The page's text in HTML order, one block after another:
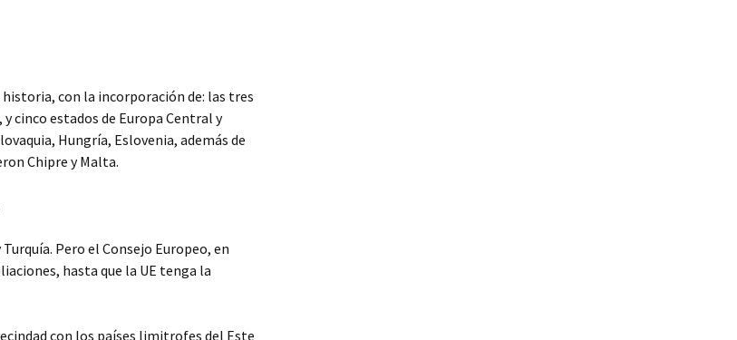
con la incorporación de: las tres
cinco estados de Europa Central y
Hungría, Eslovenia, además de
Chipre y Malta.
Pero el Consejo Europeo, en
hasta que la UE tenga la
con los países limitrofes del Este